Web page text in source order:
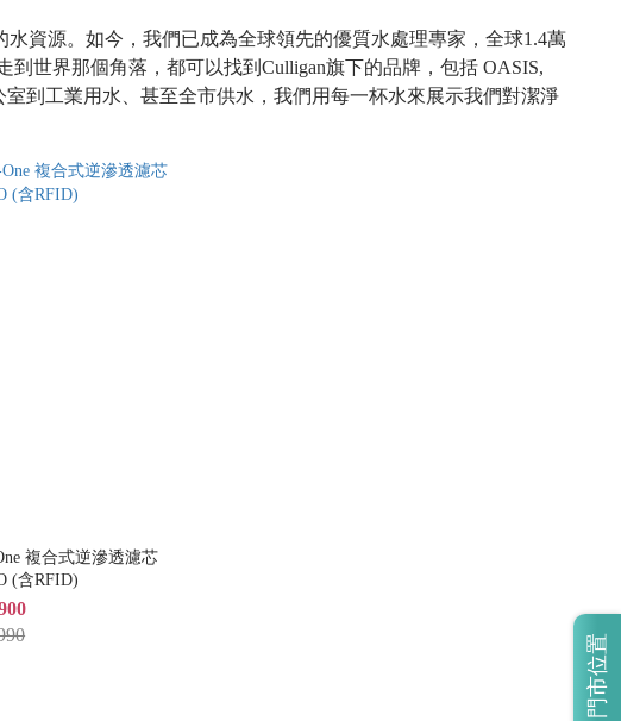
資源。如今，我們已成為全球領先的優質水處理專家，全球1.4萬
世界那個角落，都可以找到Culligan旗下的品牌，包括 OASIS,
到工業用水、甚至全市供水，我們用每一杯水來展示我們對潔淨
複合式逆滲透濾芯
(含RFID)
門市位置